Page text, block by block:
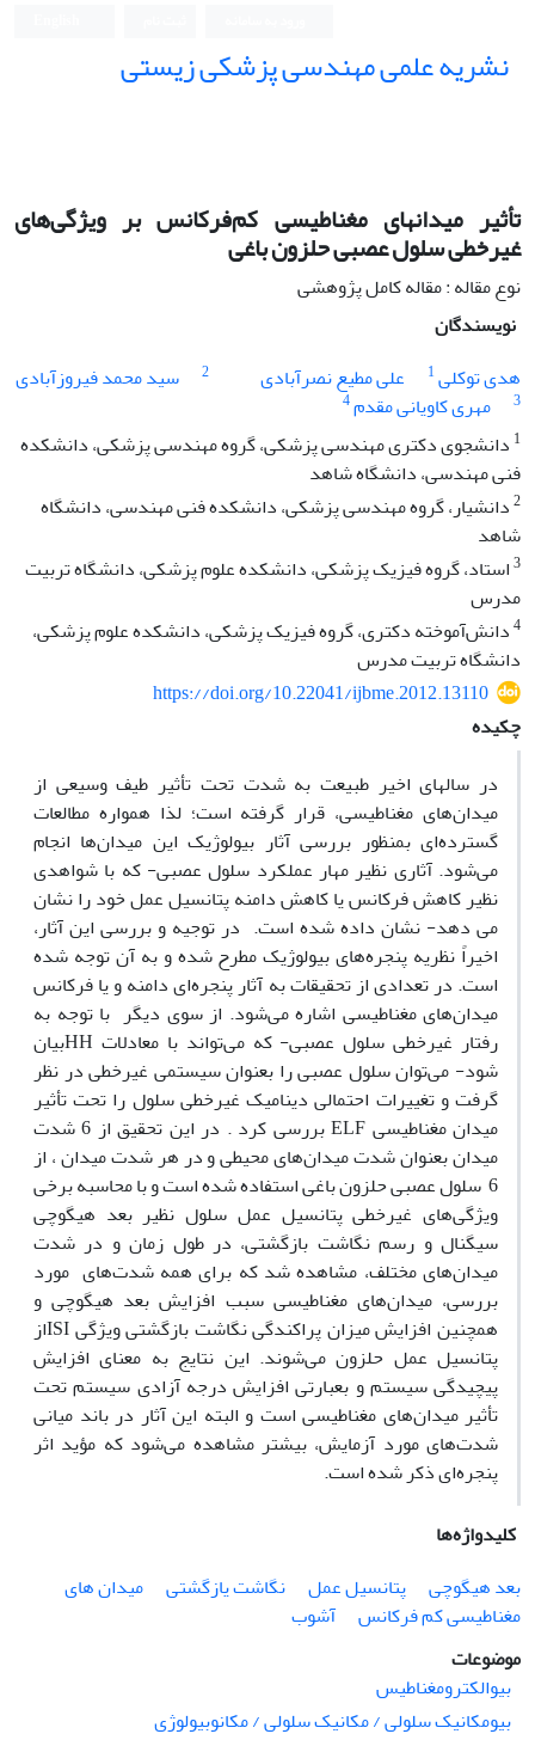
نشریه علمی مهندسی پزشکی زیستی
تأثیر میدانهای مغناطیسی کم‌فرکانس بر ویژگی‌های
غیرخطی سلول عصبی حلزون باغی
نوع مقاله : مقاله کامل پژوهشی
نویسندگان
هدی توکلی1 علی مطیع نصرآبادی 2 سید محمد فیروزآبادی
3 مهری کاویانی مقدم4
1 دانشجوی دکتری مهندسی پزشکی، گروه مهندسی پزشکی، دانشکده
فنی مهندسی، دانشگاه شاهد
2دانشیار، گروه مهندسی پزشکی، دانشکده فنی مهندسی، دانشگاه
شاهد
3استاد، گروه فیزیک پزشکی، دانشکده علوم پزشکی، دانشگاه تربیت
مدرس
4دانش‌آموخته دکتری، گروه فیزیک پزشکی، دانشکده علوم پزشکی،
دانشگاه تربیت مدرس
https://doi.org/10.22041/ijbme.2012.13110
چکیده
در سالهای اخیر طبیعت به شدت تحت تأثیر طیف وسیعی از
میدان‌های مغناطیسی، قرار گرفته است؛ لذا همواره مطالعات
گسترده‌ای بمنظور بررسی آثار بیولوژیک این میدان‌ها انجام
می‌شود. آثاری نظیر مهار عملکرد سلول عصبی- که با شواهدی
نظیر کاهش فرکانس یا کاهش دامنه پتانسیل عمل خود را نشان
می دهد- نشان داده شده است. در توجیه و بررسی این آثار،
اخیراً نظریه پنجره‌های بیولوژیک مطرح شده و به آن توجه شده
است. در تعدادی از تحقیقات به آثار پنجره‌ای دامنه و یا فرکانس
میدان‌های مغناطیسی اشاره می‌شود. از سوی دیگر با توجه به
رفتار غیرخطی سلول عصبی- که می‌تواند با معادلات HHبیان
شود- می‌توان سلول عصبی را بعنوان سیستمی غیرخطی در نظر
گرفت و تغییرات احتمالی دینامیک غیرخطی سلول را تحت تأثیر
میدان مغناطیسی ELF
بررسی کرد . در این تحقیق از 6 شدت
میدان بعنوان شدت میدان‌های محیطی و در هر شدت میدان ، از
6 سلول عصبی حلزون باغی استفاده شده است و با محاسبه برخی
ویژگی‌های غیرخطی پتانسیل عمل سلول نظیر بعد هیگوچی
سیگنال و رسم نگاشت بازگشتی، در طول زمان و در شدت‌
میدان‌های مختلف، مشاهده شد که برای همه شدت‌های مورد
بررسی، میدان‌های مغناطیسی سبب افزایش بعد هیگوچی و
همچنین افزایش میزان پراکندگی نگاشت بازگشتی ویژگیISIاز
پتانسیل عمل حلزون می‌شوند. این نتایج به معنای افزایش
پیچیدگی سیستم و بعبارتی افزایش درجه آزادی سیستم تحت
تأثیر میدان‌های مغناطیسی است و البته این آثار در باند میانی
شدت‌های مورد آزمایش، بیشتر مشاهده می‌شود که مؤید اثر
پنجره‌ای ذکر شده است.
کلیدواژه‌ها
بعد هیگوچی
پتانسیل عمل نگاشت یازگشتی
میدان های
مغناطیسی کم فرکانس
آشوب
موضوعات
بیوالکترومغناطیس
بیومکانیک سلولی / مکانیک سلولی / مکانوبیولوژی